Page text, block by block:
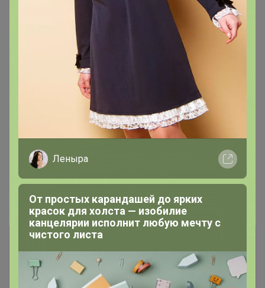
Информация о заказах доступна
лишь членам клуба
Показать
Леныра
От простых карандашей до ярких
красок для холста — изобилие
канцелярии исполнит любую мечту с
чистого листа